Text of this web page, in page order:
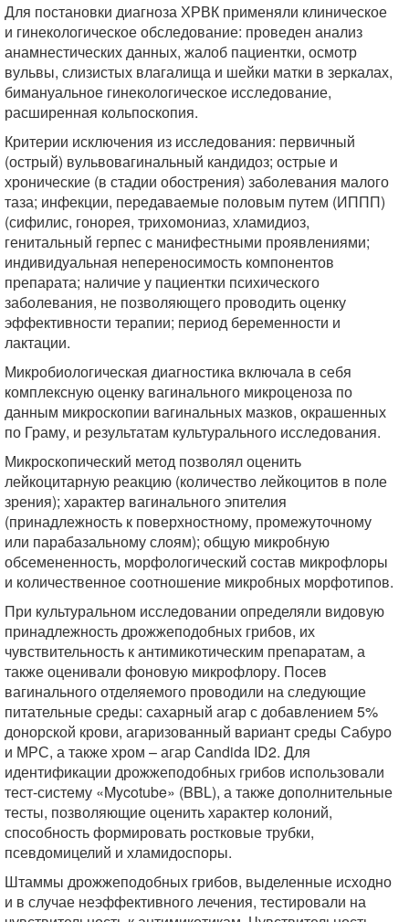
Для постановки диагноза ХРВК применяли клиническое
и гинекологическое обследование: проведен анализ
анамнестических данных, жалоб пациентки, осмотр
вульвы, слизистых влагалища и шейки матки в зеркалах,
бимануальное гинекологическое исследование,
расширенная кольпоскопия.
Критерии исключения из исследования: первичный
(острый) вульвовагинальный кандидоз; острые и
хронические (в стадии обострения) заболевания малого
таза; инфекции, передаваемые половым путем (ИППП)
(сифилис, гонорея, трихомониаз, хламидиоз,
генитальный герпес с манифестными проявлениями;
индивидуальная непереносимость компонентов
препарата; наличие у пациентки психического
заболевания, не позволяющего проводить оценку
эффективности терапии; период беременности и
лактации.
Микробиологическая диагностика включала в себя
комплексную оценку вагинального микроценоза по
данным микроскопии вагинальных мазков, окрашенных
по Граму, и результатам культурального исследования.
Микроскопический метод позволял оценить
лейкоцитарную реакцию (количество лейкоцитов в поле
зрения); характер вагинального эпителия
(принадлежность к поверхностному, промежуточному
или парабазальному слоям); общую микробную
обсемененность, морфологический состав микрофлоры
и количественное соотношение микробных морфотипов.
При культуральном исследовании определяли видовую
принадлежность дрожжеподобных грибов, их
чувствительность к антимикотическим препаратам, а
также оценивали фоновую микрофлору. Посев
вагинального отделяемого проводили на следующие
питательные среды: сахарный агар с добавлением 5%
донорской крови, агаризованный вариант среды Сабуро
и МРС, а также хром – агар Candida ID2. Для
идентификации дрожжеподобных грибов использовали
тест-систему «Mycotube» (BBL), а также дополнительные
тесты, позволяющие оценить характер колоний,
способность формировать ростковые трубки,
псевдомицелий и хламидоспоры.
Штаммы дрожжеподобных грибов, выделенные исходно
и в случае неэффективного лечения, тестировали на